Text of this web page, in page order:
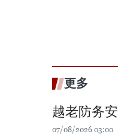
更多
越老防务
07/08/2026 03:00